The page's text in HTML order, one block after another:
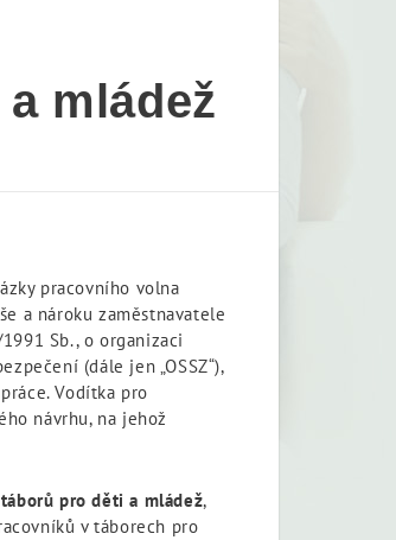
mládež
pracovního volna
a nároku zaměstnavatele
Sb., o organizaci
(dále jen „OSSZ“),
Vodítka pro
návrhu, na jehož
táborů pro děti a mládež,
v táborech pro